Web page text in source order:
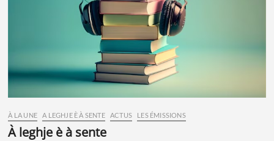
À LA UNE A LEGHJE È À SENTE ACTUS LES ÉMISSIONS
à leghje è à sente